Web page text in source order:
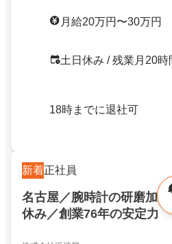
月給20万円〜30万円
土日休み / 残業月20時
18時までに退社可
新着正社員
名古屋／腕時計の研磨加
休み／創業76年の安定力